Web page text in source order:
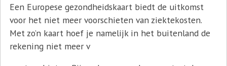
Een Europese gezondheidskaart biedt de uitkomst
voor het niet meer voorschieten van ziektekosten.
Met zo’n kaart hoef je namelijk in het buitenland de
rekening niet meer v